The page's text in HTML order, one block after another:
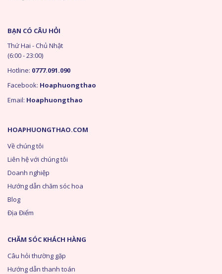
HOAPHUONGTHAO.COM
Về chúng tôi
Liên hệ với chúng tôi
Doanh nghiệp
Hướng dẫn chăm sóc hoa
Blog
Địa Điểm
CHĂM SÓC KHÁCH HÀNG
Câu hỏi thường gặp
Hướng dẫn thanh toán
BẠN CÓ CÂU HỎI
Thứ Hai - Chủ Nhật
(6:00 - 23:00)
Hotline: 0777.091.090
Facebook: Hoaphuongthao
Email: Hoaphuongthao